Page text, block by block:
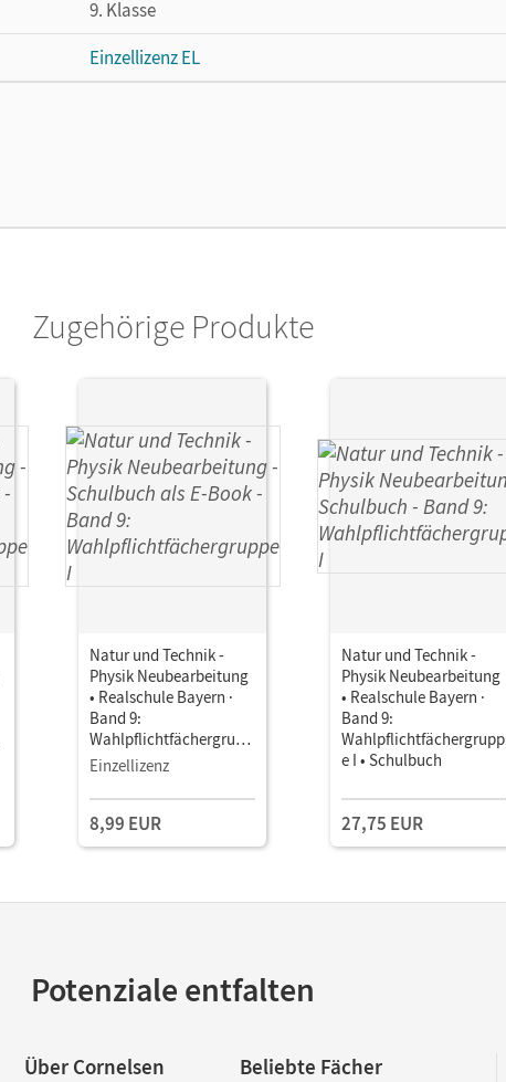
9. Klasse
Einzellizenz EL
Zugehörige Produkte
Natur und Technik -
Physik Neubearbeitung
• Realschule Bayern ·
Band 9:
Wahlpflichtfächergrupp
e I • Schulbuch als E-
Einzellizenz
8,99 EUR
Natur und Technik -
Physik Neubearbeitung
• Realschule Bayern ·
Band 9:
Wahlpflichtfächergrupp
e I • Schulbuch
27,75 EUR
Potenziale entfalten
Über Cornelsen Beliebte Fächer